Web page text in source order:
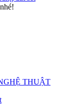
THUẬT